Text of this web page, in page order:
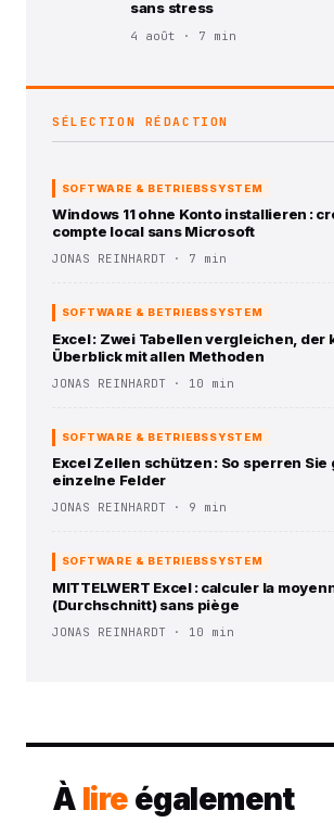
sans stress
4 août · 7 min
SÉLECTION RÉDACTION
SOFTWARE & BETRIEBSSYSTEM
Windows 11 ohne Konto installieren :
compte local sans Microsoft
JONAS REINHARDT · 7 min
SOFTWARE & BETRIEBSSYSTEM
Excel : Zwei Tabellen vergleichen, der
Überblick mit allen Methoden
JONAS REINHARDT · 10 min
SOFTWARE & BETRIEBSSYSTEM
Excel Zellen schützen : So sperren Sie
einzelne Felder
JONAS REINHARDT · 9 min
SOFTWARE & BETRIEBSSYSTEM
MITTELWERT Excel : calculer la
(Durchschnitt) sans piège
JONAS REINHARDT · 10 min
À lire également